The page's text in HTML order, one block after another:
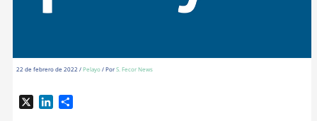
22 de febrero de 2022 /Pelayo/ PorS. Fecor News